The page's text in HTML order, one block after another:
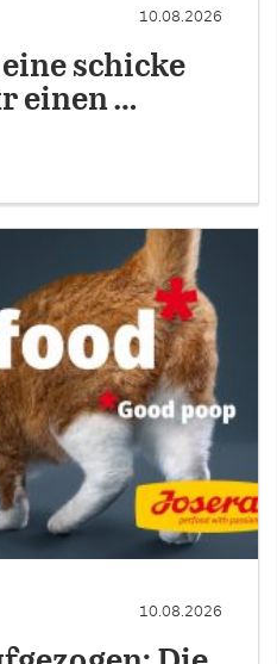
10.08.2026
schicke
einen …
10.08.2026